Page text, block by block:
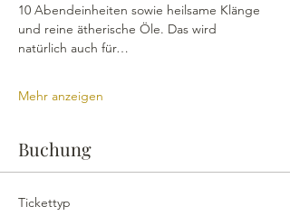
10 Abendeinheiten sowie heilsame Klänge
und reine ätherische Öle. Das wird
natürlich auch für…
Mehr anzeigen
Buchung
Tickettyp